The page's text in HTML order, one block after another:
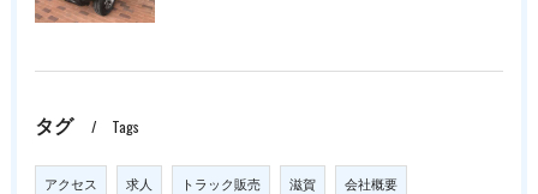
タグ Tags
アクセス 求人 トラック販売 滋賀 会社概要